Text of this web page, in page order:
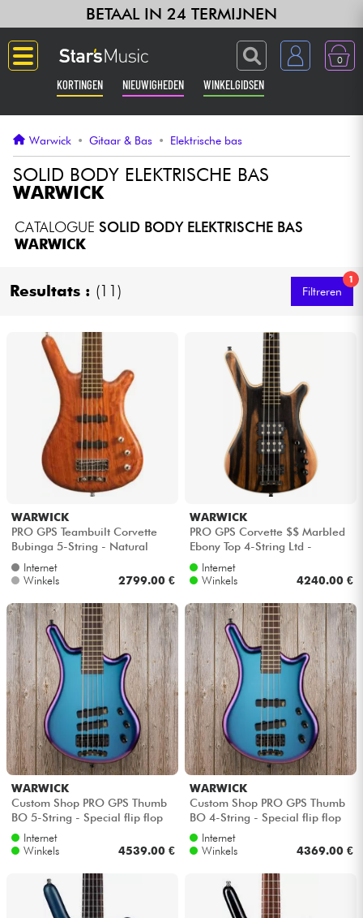
BETAAL IN 24 TERMIJNEN
0
KORTINGEN NIEUWIGHEDEN WINKELGIDSEN
Gitaar & Bas
Toetsenbord & Piano
Synths & samplers
Home-studio
Hoofdtelefoon
Microfoon
Licht
Blaasinstrument
Viool & Quatuor
Kinderen
Kabels & toebehoren
HiFi
Bekijk onze merken
Warwick • Gitaar & Bas • Elektrische bas
SOLID BODY ELEKTRISCHE BAS
WARWICK
CATALOGUE SOLID BODY ELEKTRISCHE BAS
WARWICK
Resultats : (11)
1
Filtreren
WARWICK
PRO GPS Teambuilt Corvette
Bubinga 5-String - Natural
transparent satin
Internet
Winkels
2799.00 €
WARWICK
PRO GPS Corvette $$ Marbled
Ebony Top 4-String Ltd -
Natural oil finish
Internet
Winkels
4240.00 €
WARWICK
Custom Shop PRO GPS Thumb
BO 5-String - Special flip flop
Internet
Winkels
4539.00 €
WARWICK
Custom Shop PRO GPS Thumb
BO 4-String - Special flip flop
Internet
Winkels
4369.00 €